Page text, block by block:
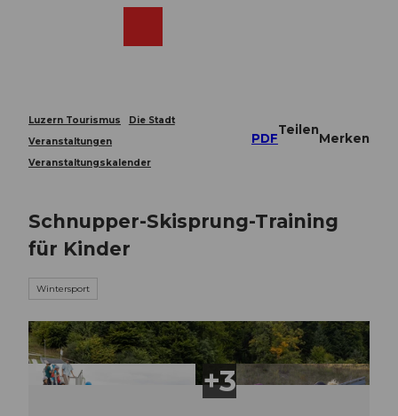
Luzern Tourismus
Die Stadt
Veranstaltungen
Veranstaltungskalender
PDF
Teilen
Merken
Schnupper-Skisprung-Training
für Kinder
Wintersport